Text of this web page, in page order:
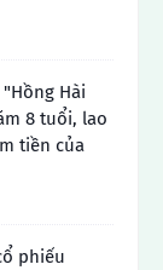
Hài
8 tuổi, lao
tiền của
phiếu